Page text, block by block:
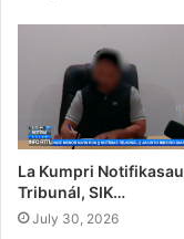
La Kumpri
Tribunál, SIK…
July 30, 2026